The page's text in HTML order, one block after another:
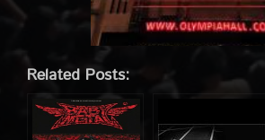
Related Posts: